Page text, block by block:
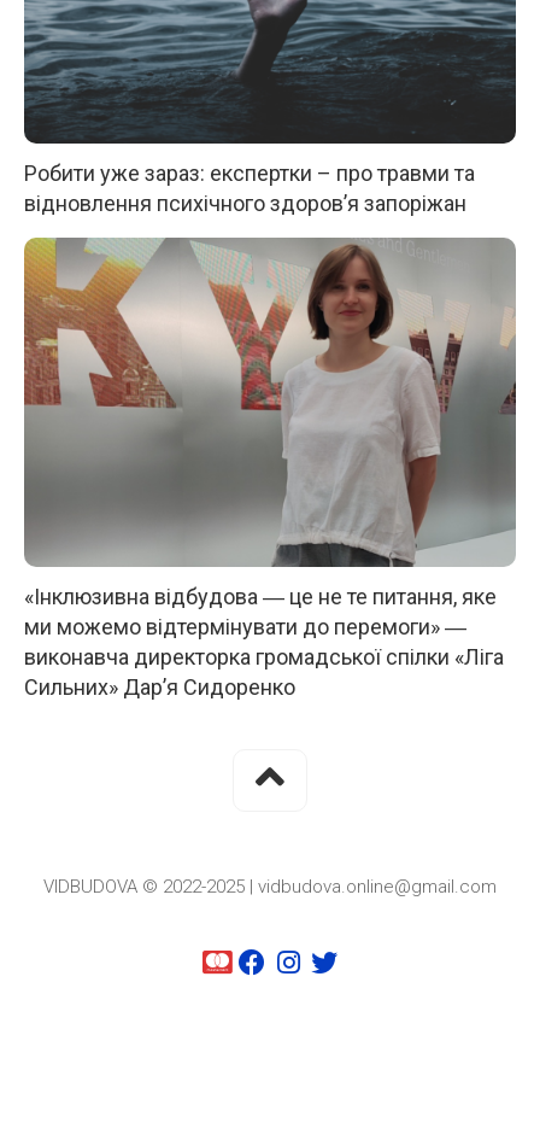
Робити уже зараз: експертки – про травми та
відновлення психічного здоров’я запоріжан
«Інклюзивна відбудова ― це не те питання, яке
ми можемо відтермінувати до перемоги» ―
виконавча директорка громадської спілки «Ліга
Сильних» Дар’я Сидоренко
VIDBUDOVA © 2022-2025 | vidbudova.online@gmail.com